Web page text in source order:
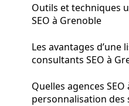
Outils et techniques
SEO à Grenoble
Les avantages d’une
consultants SEO à
Quelles agences
personnalisation des